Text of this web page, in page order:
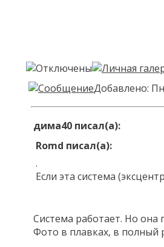
Добавлено:
дима40 писал(а):
Romd писал(а):
.
Если эта система
Система работает. Но она
Фото в плавках, в полный